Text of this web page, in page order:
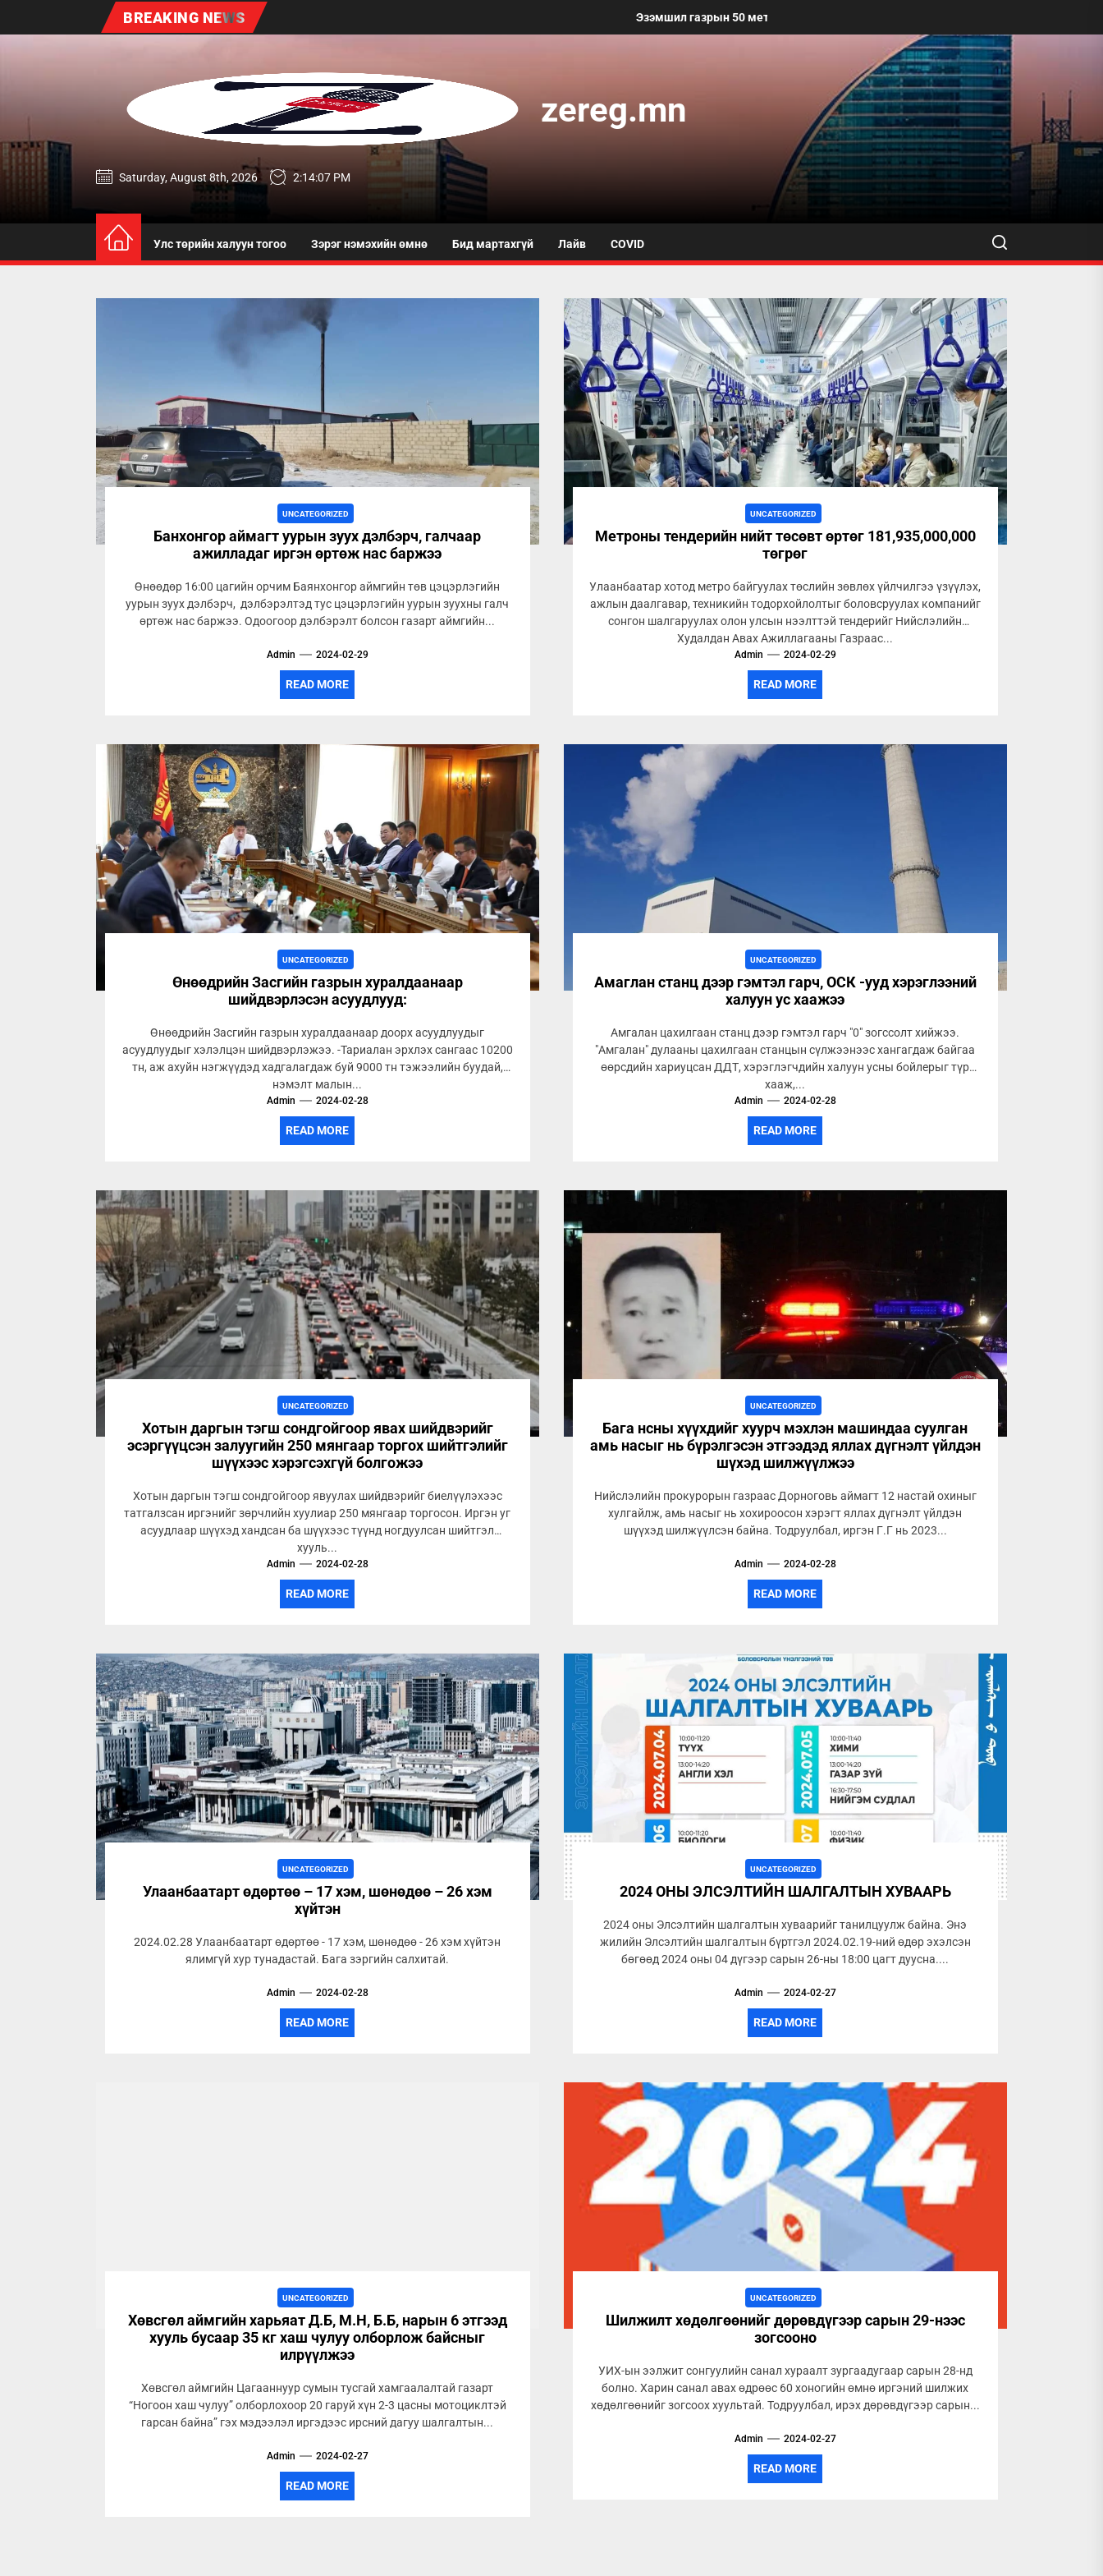
BREAKING NEWS Эзэмшил газрын 50 метр хүртэлх талбайг угааж, өнгө үзэмжийг сайжруулахыг уриалжээ
zereg.mn
zereg.mn
Saturday, August 8th, 2026 2:14:08 PM
Улс төрийн халуун тогоо Зэрэг нэмэхийн өмнө Бид мартахгүй Лайв COVID
UNCATEGORIZED
Банхонгор аймагт уурын зуух дэлбэрч, галчаар
ажилладаг иргэн өртөж нас баржээ
Өнөөдөр 16:00 цагийн орчим Баянхонгор аймгийн төв цэцэрлэгийн
уурын зуух дэлбэрч, дэлбэрэлтэд тус цэцэрлэгийн уурын зуухны галч
өртөж нас баржээ. Одоогоор дэлбэрэлт болсон газарт аймгийн...
Admin 2024-02-29
READ MORE
UNCATEGORIZED
Метроны тендерийн нийт төсөвт өртөг 181,935,000,000
төгрөг
Улаанбаатар хотод метро байгуулах төслийн зөвлөх үйлчилгээ үзүүлэх,
ажлын даалгавар, техникийн тодорхойлолтыг боловсруулах компанийг
сонгон шалгаруулах олон улсын нээлттэй тендерийг Нийслэлийн
Худалдан Авах Ажиллагааны Газраас...
Admin 2024-02-29
READ MORE
UNCATEGORIZED
Өнөөдрийн Засгийн газрын хуралдаанаар
шийдвэрлэсэн асуудлууд:
Өнөөдрийн Засгийн газрын хуралдаанаар доорх асуудлуудыг
асуудлуудыг хэлэлцэн шийдвэрлэжээ. -Тариалан эрхлэх сангаас 10200
тн, аж ахуйн нэгжүүдэд хадгалагдаж буй 9000 тн тэжээлийн буудай,
нэмэлт малын...
Admin 2024-02-28
READ MORE
UNCATEGORIZED
Амаглан станц дээр гэмтэл гарч, ОСК -ууд хэрэглээний
халуун ус хаажээ
Амгалан цахилгаан станц дээр гэмтэл гарч "0" зогссолт хийжээ.
"Амгалан" дулааны цахилгаан станцын сүлжээнээс хангагдаж байгаа
өөрсдийн хариуцсан ДДТ, хэрэглэгчдийн халуун усны бойлерыг түр
хааж,...
Admin 2024-02-28
READ MORE
UNCATEGORIZED
Хотын даргын тэгш сондгойгоор явах шийдвэрийг
эсэргүүцсэн залуугийн 250 мянгаар торгох шийтгэлийг
шүүхээс хэрэгсэхгүй болгожээ
Хотын даргын тэгш сондгойгоор явуулах шийдвэрийг биелүүлэхээс
татгалзсан иргэнийг зөрчлийн хуулиар 250 мянгаар торгосон. Иргэн уг
асуудлаар шүүхэд хандсан ба шүүхээс түүнд ногдуулсан шийтгэл
хууль...
Admin 2024-02-28
READ MORE
UNCATEGORIZED
Бага нсны хүүхдийг хуурч мэхлэн машиндаа суулган
амь насыг нь бүрэлгэсэн этгээдэд яллах дүгнэлт үйлдэн
шүхэд шилжүүлжээ
Нийслэлийн прокурорын газраас Дорноговь аймагт 12 настай охиныг
хулгайлж, амь насыг нь хохироосон хэрэгт яллах дүгнэлт үйлдэн
шүүхэд шилжүүлсэн байна. Тодруулбал, иргэн Г.Г нь 2023...
Admin 2024-02-28
READ MORE
UNCATEGORIZED
Улаанбаатарт өдөртөө – 17 хэм, шөнөдөө – 26 хэм
хүйтэн
2024.02.28 Улаанбаатарт өдөртөө - 17 хэм, шөнөдөө - 26 хэм хүйтэн
ялимгүй хур тунадастай. Бага зэргийн салхитай.
Admin 2024-02-28
READ MORE
UNCATEGORIZED
2024 ОНЫ ЭЛСЭЛТИЙН ШАЛГАЛТЫН ХУВААРЬ
2024 оны Элсэлтийн шалгалтын хуваарийг танилцуулж байна. Энэ
жилийн Элсэлтийн шалгалтын бүртгэл 2024.02.19-ний өдөр эхэлсэн
бөгөөд 2024 оны 04 дүгээр сарын 26-ны 18:00 цагт дуусна....
Admin 2024-02-27
READ MORE
UNCATEGORIZED
Хөвсгөл аймгийн харьяат Д.Б, М.Н, Б.Б, нарын 6 этгээд
хууль бусаар 35 кг хаш чулуу олборлож байсныг
илрүүлжээ
Хөвсгөл аймгийн Цагааннуур сумын тусгай хамгаалалтай газарт
“Ногоон хаш чулуу” олборлохоор 20 гаруй хүн 2-3 цасны мотоциклтэй
гарсан байна” гэх мэдээлэл иргэдээс ирсний дагуу шалгалтын...
Admin 2024-02-27
READ MORE
UNCATEGORIZED
Шилжилт хөдөлгөөнийг дөрөвдүгээр сарын 29-нээс
зогсооно
УИХ-ын ээлжит сонгуулийн санал хураалт зургаадугаар сарын 28-нд
болно. Харин санал авах өдрөөс 60 хоногийн өмнө иргэний шилжих
хөдөлгөөнийг зогсоох хуультай. Тодруулбал, ирэх дөрөвдүгээр сарын...
Admin 2024-02-27
READ MORE